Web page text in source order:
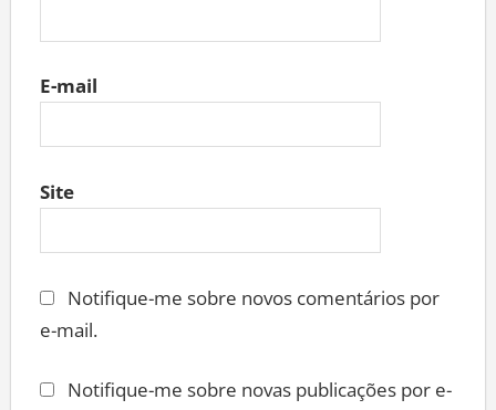
E-mail
Site
Notifique-me sobre novos comentários por
e-mail.
Notifique-me sobre novas publicações por e-